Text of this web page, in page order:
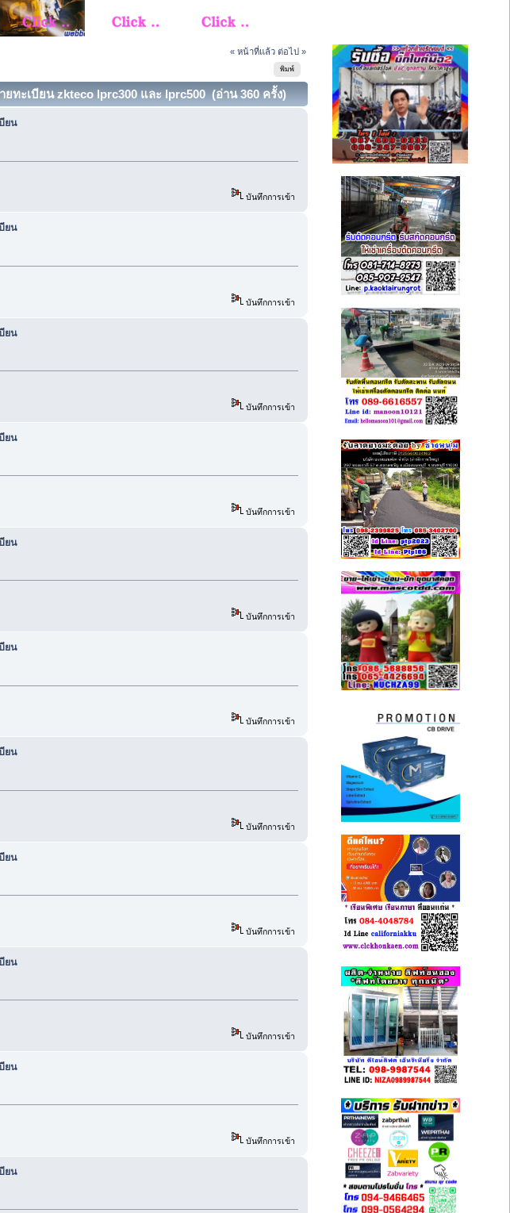
« หน้าที่แล้ว ต่อไป »
พิมพ์
ะเบียน zkteco lprc300 และ lprc500 (อ่าน 360 ครั้ง)
ยน
บันทึกการเข้า
ยน
บันทึกการเข้า
ยน
บันทึกการเข้า
ยน
บันทึกการเข้า
ยน
บันทึกการเข้า
ยน
บันทึกการเข้า
ยน
บันทึกการเข้า
ยน
บันทึกการเข้า
ยน
บันทึกการเข้า
ยน
บันทึกการเข้า
ยน